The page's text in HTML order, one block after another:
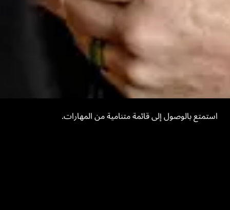
استمتع بالوصول إلى قائمة متنامية من المهارات.